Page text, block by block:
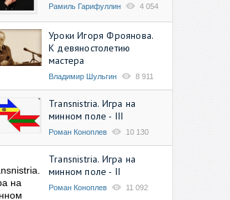
Рамиль Гарифуллин 4 054
Уроки Игоря Фроянова.
К девяностолетию
мастера
Владимир Шульгин 8 911
Transnistria. Игра на
минном поле - III
Роман Коноплев 10 130
Transnistria. Игра на
минном поле - II
Роман Коноплев 11 092